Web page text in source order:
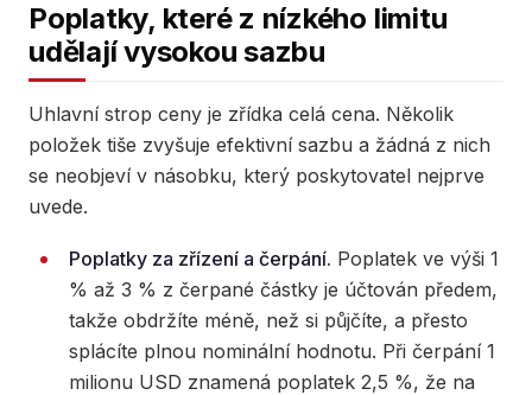
Poplatky, které z nízkého limitu
udělají vysokou sazbu
Uhlavní strop ceny je zřídka celá cena. Několik
položek tiše zvyšuje efektivní sazbu a žádná z nich
se neobjeví v násobku, který poskytovatel nejprve
uvede.
Poplatky za zřízení a čerpání. Poplatek ve výši 1
% až 3 % z čerpané částky je účtován předem,
takže obdržíte méně, než si půjčíte, a přesto
splácíte plnou nominální hodnotu. Při čerpání 1
milionu USD znamená poplatek 2,5 %, že na